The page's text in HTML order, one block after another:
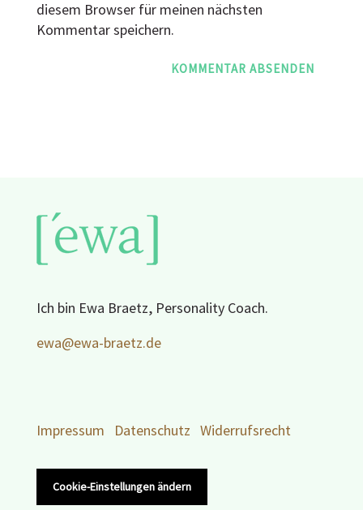
diesem Browser für meinen nächsten
Kommentar speichern.
Ich bin Ewa Braetz, Personality Coach.
ewa@ewa-braetz.de
Impressum Datenschutz Widerrufsrecht
Cookie-Einstellungen ändern